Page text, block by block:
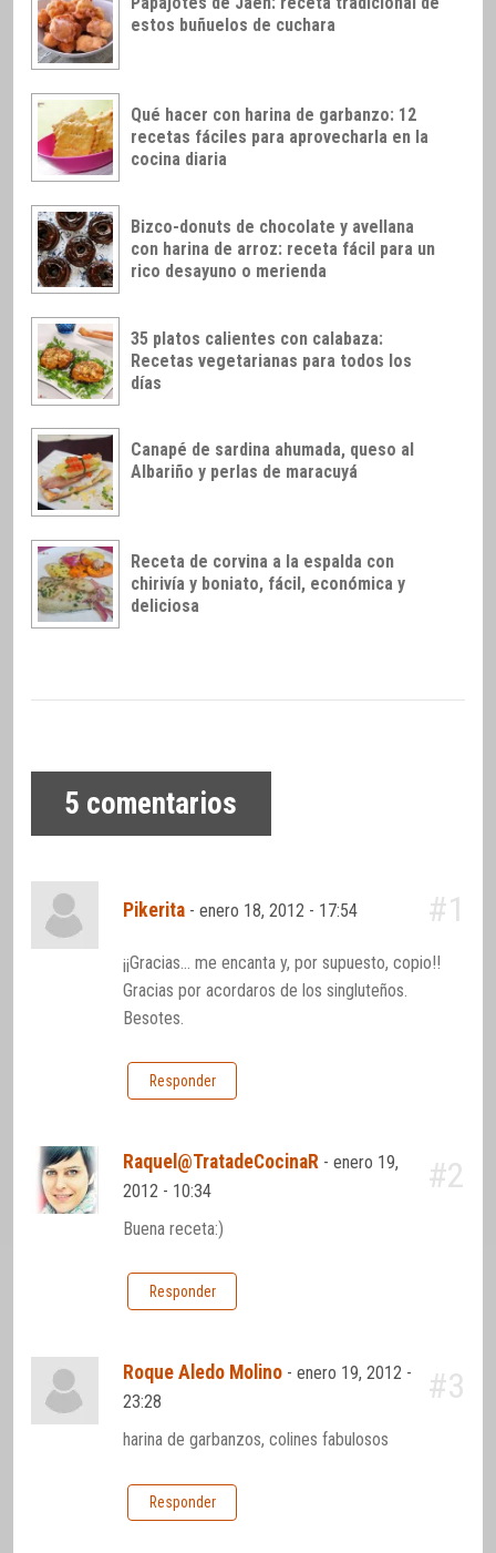
estos buñuelos de cuchara
Qué hacer con harina de garbanzo: 12
recetas fáciles para aprovecharla en la
cocina diaria
Bizco-donuts de chocolate y avellana
con harina de arroz: receta fácil para un
rico desayuno o merienda
35 platos calientes con calabaza:
Recetas vegetarianas para todos los
días
Canapé de sardina ahumada, queso al
Albariño y perlas de maracuyá
Receta de corvina a la espalda con
chirivía y boniato, fácil, económica y
deliciosa
5 comentarios
Pikerita -enero 18, 2012 - 17:54 #1
¡¡Gracias… me encanta y, por supuesto, copio!!
Gracias por acordaros de los singluteños.
Besotes.
Responder
Raquel@TratadeCocinaR -enero 19,
2012 - 10:34
#2
Buena receta:)
Responder
Roque Aledo Molino -enero 19, 2012 -
23:28
#3
harina de garbanzos, colines fabulosos
Responder